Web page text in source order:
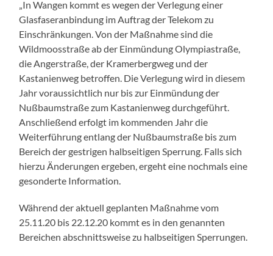
„In Wangen kommt es wegen der Verlegung einer
Glasfaseranbindung im Auftrag der Telekom zu
Einschränkungen. Von der Maßnahme sind die
Wildmoosstraße ab der Einmündung Olympiastraße,
die Angerstraße, der Kramerbergweg und der
Kastanienweg betroffen. Die Verlegung wird in diesem
Jahr voraussichtlich nur bis zur Einmündung der
Nußbaumstraße zum Kastanienweg durchgeführt.
Anschließend erfolgt im kommenden Jahr die
Weiterführung entlang der Nußbaumstraße bis zum
Bereich der gestrigen halbseitigen Sperrung. Falls sich
hierzu Änderungen ergeben, ergeht eine nochmals eine
gesonderte Information.
Während der aktuell geplanten Maßnahme vom
25.11.20 bis 22.12.20 kommt es in den genannten
Bereichen abschnittsweise zu halbseitigen Sperrungen.